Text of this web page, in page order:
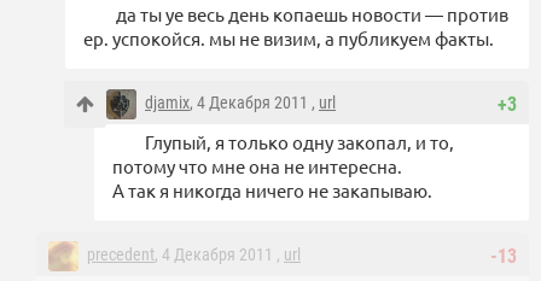
да ты уе весь день копаешь новости — против
ер. успокойся. мы не визим, а публикуем факты.
+3
djamix, 4 Декабря 2011 , url
Глупый, я только одну закопал, и то,
потому что мне она не интересна.
А так я никогда ничего не закапываю.
-13
precedent, 4 Декабря 2011 , url